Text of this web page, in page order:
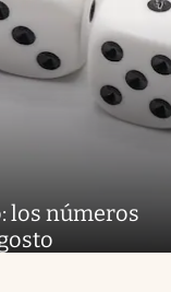
los números